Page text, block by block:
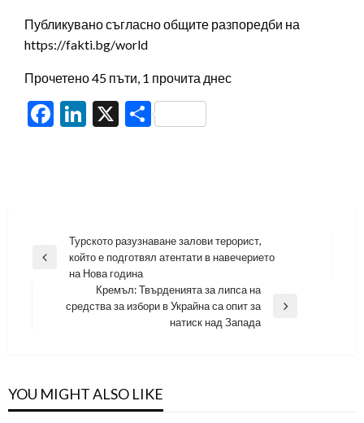
Публикувано съгласно общите разпоредби на
https://fakti.bg/world
Прочетено 45 пъти, 1 прочита днес
Facebook
LinkedIn
X Share
Навигация
Previous
Турското разузнаване залови терорист,
който е подготвял атентати в навечерието
на Нова година
Next
Кремъл: Твърденията за липса на
средства за избори в Украйна са опит за
натиск над Запада
YOU MIGHT ALSO LIKE